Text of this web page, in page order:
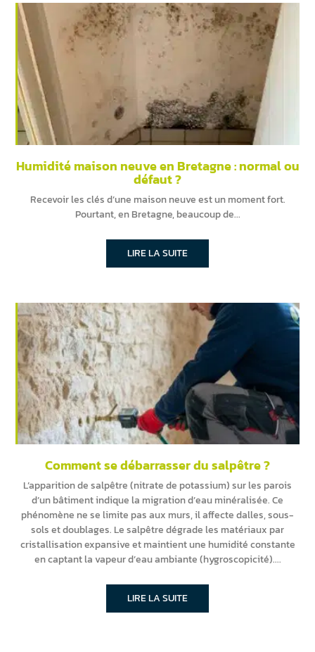
Humidité maison neuve en Bretagne : normal ou
défaut ?
Recevoir les clés d’une maison neuve est un moment fort.
Pourtant, en Bretagne, beaucoup de
LIRE LA SUITE
Comment se débarrasser du salpêtre ?
L’apparition de salpêtre (nitrate de potassium) sur les parois
d’un bâtiment indique la migration d’eau minéralisée. Ce
phénomène ne se limite pas aux murs, il affecte dalles, sous-
sols et doublages. Le salpêtre dégrade les matériaux par
cristallisation expansive et maintient une humidité constante
en captant la vapeur d’eau ambiante (hygroscopicité).
LIRE LA SUITE